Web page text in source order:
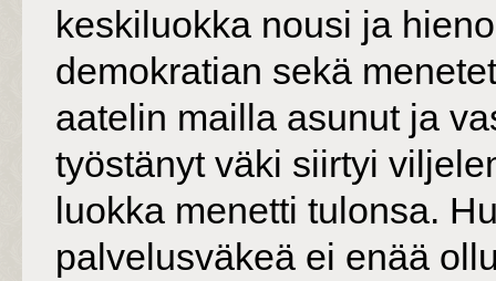
keskiluokka nousi ja
demokratian sekä
aatelin mailla asunut ja
työstänyt väki siirtyi
luokka menetti tulonsa.
palvelusväkeä ei enää